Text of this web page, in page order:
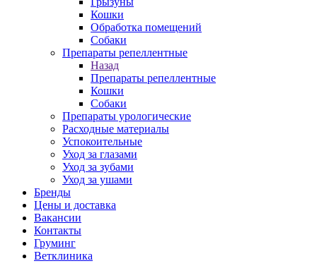
Кошки
Обработка помещений
Собаки
Препараты репеллентные
Назад
Препараты репеллентные
Кошки
Собаки
Препараты урологические
Расходные материалы
Успокоительные
Уход за глазами
Уход за зубами
Уход за ушами
Бренды
Цены и доставка
Вакансии
Контакты
Груминг
Ветклиника